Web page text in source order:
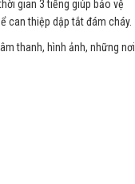
gian 3 tiếng giúp bảo vệ
can thiệp dập tắt đám cháy.
thanh, hình ảnh, những nơi